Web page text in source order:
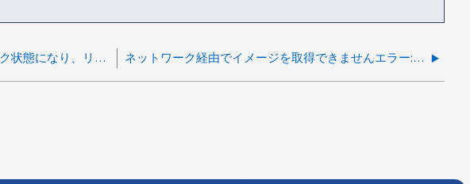
アップグレード後にノードがパニック状態になり、リブートします ネットワーク経由でイメージを取得できませんエラー:ピアによる接続のリセットまたはタイムアウト